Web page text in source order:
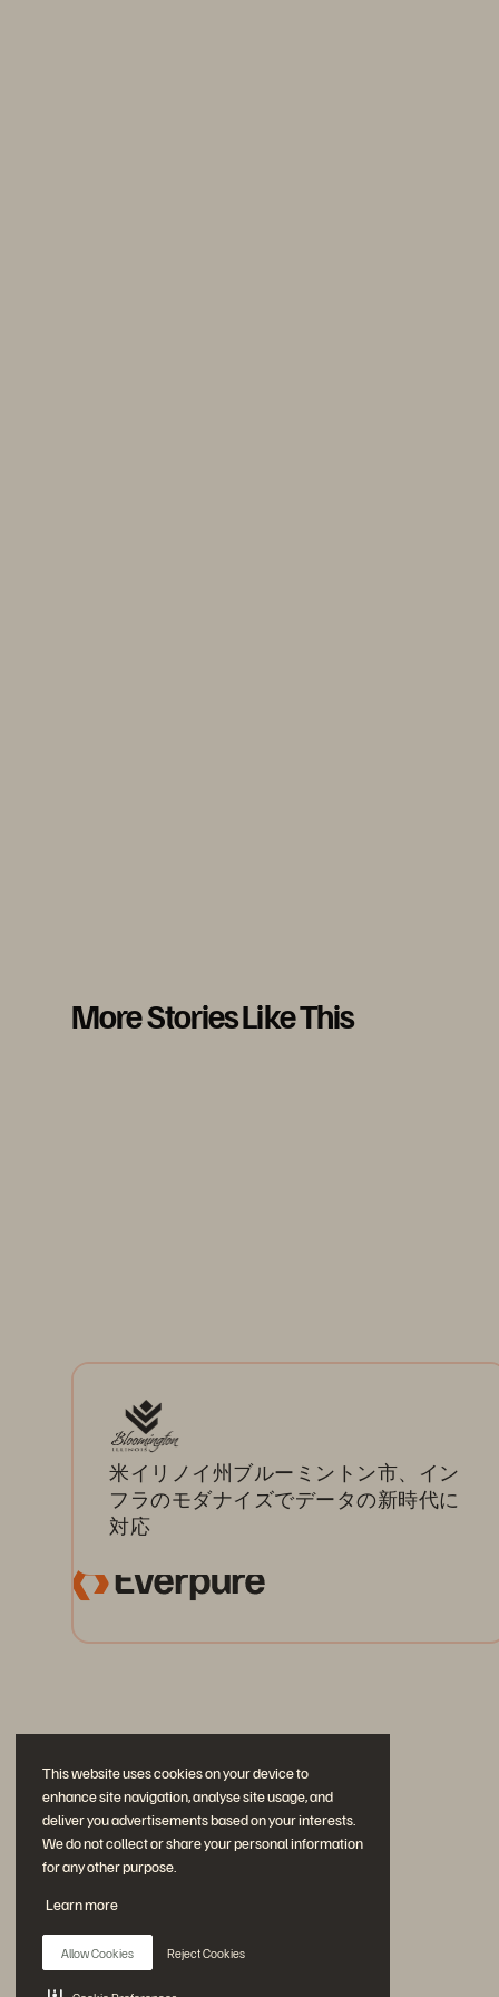
This website uses cookies on your device to
enhance site navigation, analyse site usage, and
deliver you advertisements based on your interests.
We do not collect or share your personal information
for any other purpose.
Learn more
Allow Cookies Reject Cookies
More Stories Like This
米イリノイ州ブルーミントン市、イン
フラのモダナイズでデータの新時代に
対応
公式 SNS